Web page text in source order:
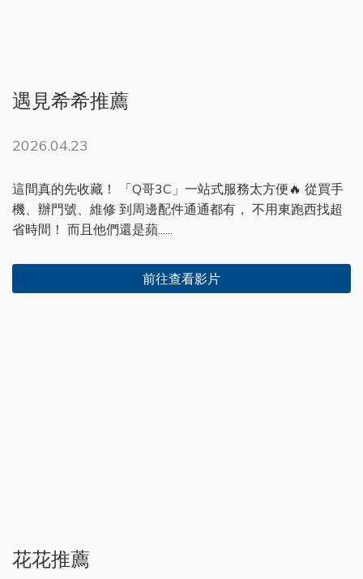
遇見希希推薦
2026.04.23
這間真的先收藏！ 「Q哥3C」一站式服務太方便🔥 從買手
機、辦門號、維修 到周邊配件通通都有， 不用東跑西找超
省時間！ 而且他們還是蘋......
前往查看影片
花花推薦